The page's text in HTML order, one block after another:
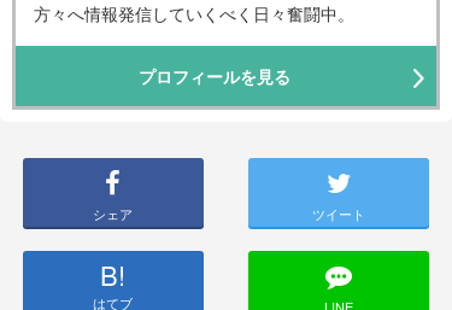
方々へ情報発信していくべく日々奮闘中。
プロフィールを見る
シェア ツイート
B!
はてブ